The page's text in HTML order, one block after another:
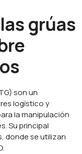
grúas
son un
logístico y
la manipulación
Su principal
donde se utilizan